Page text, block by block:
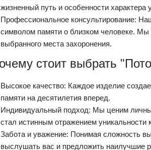
жизненный путь и особенности
Профессиональное консультирование:
символом памяти о близком человеке.
выбранного места захоронения.
стоит выбрать
Высокое качество: Каждое изделие
памяти на десятилетия вперед.
Индивидуальный подход: Мы ценим
стал истинным отражением уникальности
Забота и уважение: Понимая сложность
выслушать вас и предложить наилучшие